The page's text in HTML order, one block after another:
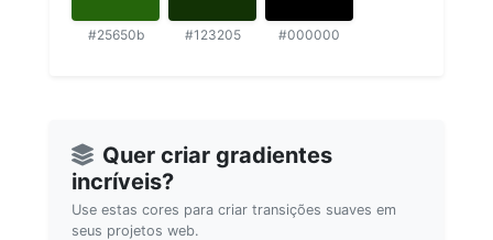
#25650b #123205 #000000
Quer criar gradientes
incríveis?
Use estas cores para criar transições suaves em
seus projetos web.